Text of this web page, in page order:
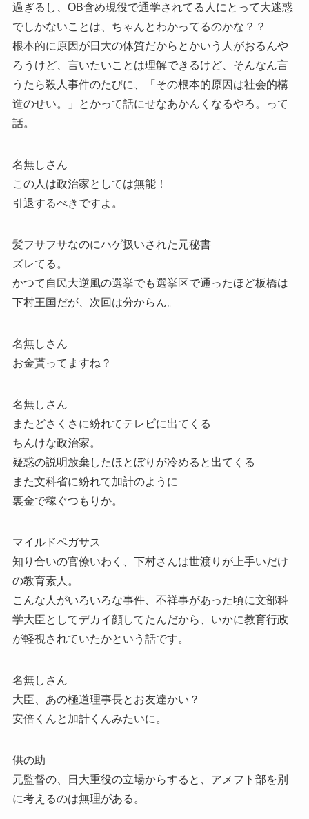
過ぎるし、OB含め現役で通学されてる人にとって大迷惑
でしかないことは、ちゃんとわかってるのかな？？
根本的に原因が日大の体質だからとかいう人がおるんや
ろうけど、言いたいことは理解できるけど、そんなん言
うたら殺人事件のたびに、「その根本的原因は社会的構
造のせい。」とかって話にせなあかんくなるやろ。って
話。
名無しさん
この人は政治家としては無能！
引退するべきですよ。
髪フサフサなのにハゲ扱いされた元秘書
ズレてる。
かつて自民大逆風の選挙でも選挙区で通ったほど板橋は
下村王国だが、次回は分からん。
名無しさん
お金貰ってますね？
名無しさん
またどさくさに紛れてテレビに出てくる
ちんけな政治家。
疑惑の説明放棄したほとぼりが冷めると出てくる
また文科省に紛れて加計のように
裏金で稼ぐつもりか。
マイルドペガサス
知り合いの官僚いわく、下村さんは世渡りが上手いだけ
の教育素人。
こんな人がいろいろな事件、不祥事があった頃に文部科
学大臣としてデカイ顔してたんだから、いかに教育行政
が軽視されていたかという話です。
名無しさん
大臣、あの極道理事長とお友達かい？
安倍くんと加計くんみたいに。
供の助
元監督の、日大重役の立場からすると、アメフト部を別
に考えるのは無理がある。